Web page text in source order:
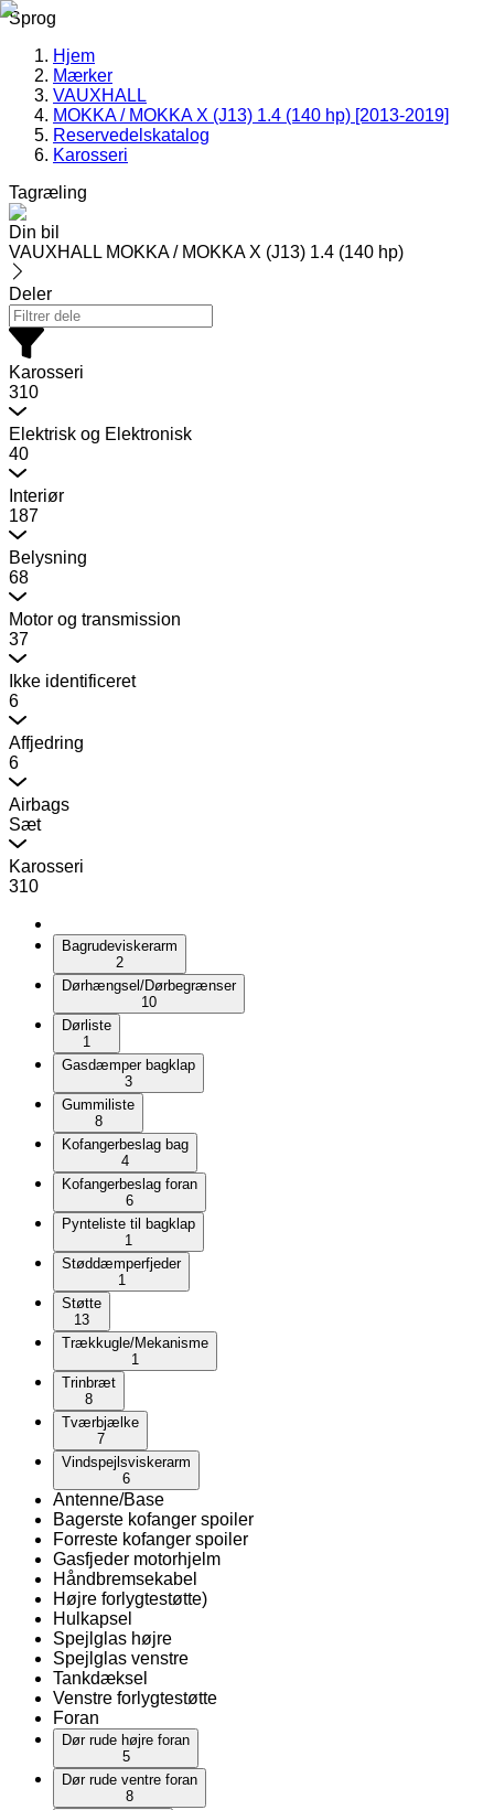
Sprog
Hjem
Mærker
VAUXHALL
MOKKA / MOKKA X (J13) 1.4 (140 hp) [2013-2019]
Reservedelskatalog
Karosseri
Tagræling
Din bil
VAUXHALL MOKKA / MOKKA X (J13) 1.4 (140 hp)
Deler
Karosseri
310
Elektrisk og Elektronisk
40
Interiør
187
Belysning
68
Motor og transmission
37
Ikke identificeret
6
Affjedring
6
Airbags
Sæt
Karosseri
310
Bagrudeviskerarm
2
Dørhængsel/Dørbegrænser
10
Dørliste
1
Gasdæmper bagklap
3
Gummiliste
8
Kofangerbeslag bag
4
Kofangerbeslag foran
6
Pynteliste til bagklap
1
Støddæmperfjeder
1
Støtte
13
Trækkugle/Mekanisme
1
Trinbræt
8
Tværbjælke
7
Vindspejlsviskerarm
6
Antenne/Base
Bagerste kofanger spoiler
Forreste kofanger spoiler
Gasfjeder motorhjelm
Håndbremsekabel
Højre forlygtestøtte)
Hulkapsel
Spejlglas højre
Spejlglas venstre
Tankdæksel
Venstre forlygtestøtte
Foran
Dør rude højre foran
5
Dør rude ventre foran
8